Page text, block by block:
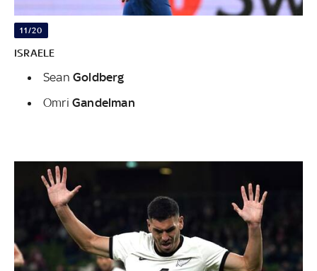
11/20
ISRAELE
Sean Goldberg
Omri Gandelman